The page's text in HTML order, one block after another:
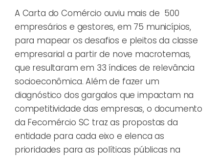
A Carta do Comércio ouviu mais de 500
empresários e gestores, em 75 municípios,
para mapear os desafios e pleitos da classe
empresarial a partir de nove macrotemas,
que resultaram em 33 índices de relevância
socioeconômica. Além de fazer um
diagnóstico dos gargalos que impactam na
competitividade das empresas, o documento
da Fecomércio SC traz as propostas da
entidade para cada eixo e elenca as
prioridades para as políticas públicas na